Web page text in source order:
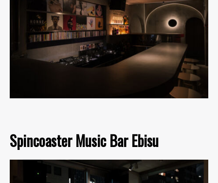
Spincoaster Music Bar Ebisu